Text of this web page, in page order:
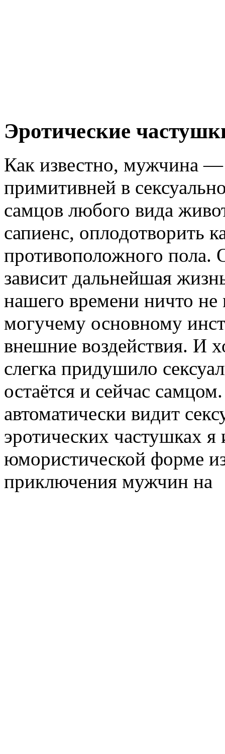
Эротические
Как известно, мужчина
примитивней в
самцов любого вида
сапиенс, оплодотворить
противоположного пола.
зависит дальнейшая
нашего времени ничто не
могучему основному
внешние воздействия. И
слегка придушило
остаётся и сейчас
автоматически видит
эротических частушках я
юмористической форме
приключения мужчин на